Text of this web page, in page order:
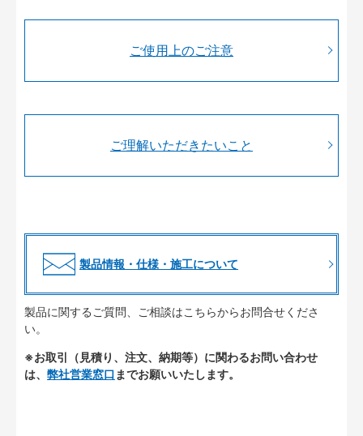
ご使用上のご注意
ご理解いただきたいこと
製品情報・仕様・施工について
製品に関するご質問、ご相談はこちらからお問合せくださ
い。
※お取引（見積り、注文、納期等）に関わるお問い合わせ
は、 弊社営業窓口 までお願いいたします。